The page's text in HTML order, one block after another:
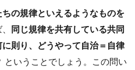
ちの規律といえるようなものを
同じ規律を共有している共同
則り、どうやって自治＝自律
ということでしょう。この問い